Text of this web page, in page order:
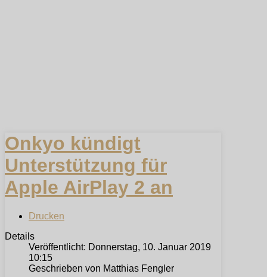
Onkyo kündigt
Unterstützung für
Apple AirPlay 2 an
Drucken
Details
Veröffentlicht: Donnerstag, 10. Januar 2019
10:15
Geschrieben von Matthias Fengler